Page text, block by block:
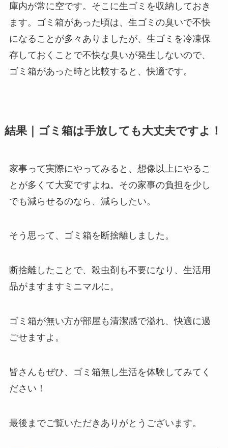
庫内が常に空です。そこに生ゴミを収納しておき
ます。ゴミ箱があった頃は、生ゴミの臭いで不快
になることが多々ありましたが、生ゴミを冷凍保
存しておくことで不快な臭いが発生しないので、
ゴミ箱があった時と比較すると、快適です。
結果｜ゴミ箱は手放しても大丈夫ですよ！
家事って実際にやってみると、想像以上にやるこ
とが多くて大変ですよね。その家事の負担を少し
でも減らせるのなら、減らしたい。
そう思って、ゴミ箱を断捨離しました。
断捨離したことで、殺虫剤も不要になり、生活用
品がますますミニマルに。
ゴミ箱が無い方が部屋も清潔感で溢れ、快適に過
ごせますよ。
皆さんもぜひ、ゴミ箱無し生活を体験してみてく
ださい！
最後までご覧いただきありがとうございます。